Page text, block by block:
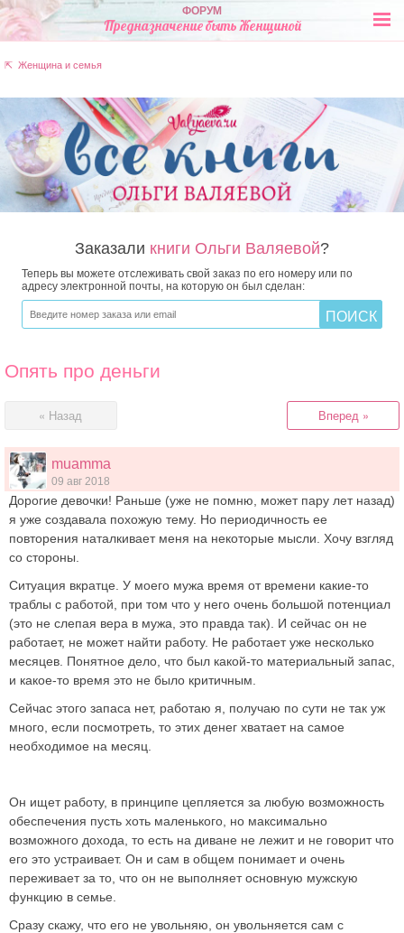
ФОРУМ
Предназначение быть Женщиной
⇱ Женщина и семья
Заказали книги Ольги Валяевой?
Теперь вы можете отслеживать свой заказ по его номеру или по
адресу электронной почты, на которую он был сделан:
Опять про деньги
« Назад Вперед »
muamma
09 авг 2018
Дорогие девочки! Раньше (уже не помню, может пару лет назад)
я уже создавала похожую тему. Но периодичность ее
повторения наталкивает меня на некоторые мысли. Хочу взгляд
со стороны.
Ситуация вкратце. У моего мужа время от времени какие-то
траблы с работой, при том что у него очень большой потенциал
(это не слепая вера в мужа, это правда так). И сейчас он не
работает, не может найти работу. Не работает уже несколько
месяцев. Понятное дело, что был какой-то материальный запас,
и какое-то время это не было критичным.
Сейчас этого запаса нет, работаю я, получаю по сути не так уж
много, если посмотреть, то этих денег хватает на самое
необходимое на месяц.
Он ищет работу, в принципе цепляется за любую возможность
обеспечения пусть хоть маленького, но максимально
возможного дохода, то есть на диване не лежит и не говорит что
его это устраивает. Он и сам в общем понимает и очень
переживает за то, что он не выполняет основную мужскую
функцию в семье.
Сразу скажу, что его не увольняю, он увольняется сам с